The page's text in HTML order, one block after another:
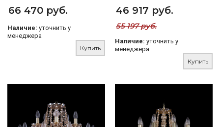
66 470 руб.
Наличие: уточнить у
менеджера
Купить
46 917 руб.
55 197 руб.
Наличие: уточнить у
менеджера
Купить